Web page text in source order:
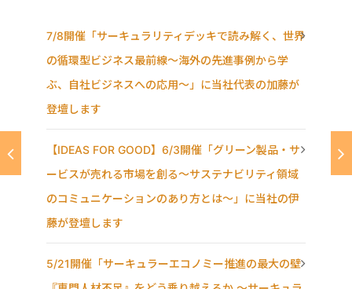
7/8開催「サーキュラリティデッキで読み解く、世界
の循環型ビジネス最前線〜海外の先進事例から学
ぶ、自社ビジネスへの応用〜」に当社代表の加藤が
登壇します
【IDEAS FOR GOOD】6/3開催「グリーン製品・サ
ービスが売れる市場を創る〜サステナビリティ領域
のコミュニケーションのあり方とは〜」に当社の伊
藤が登壇します
5/21開催「サーキュラーエコノミー推進の最大の壁